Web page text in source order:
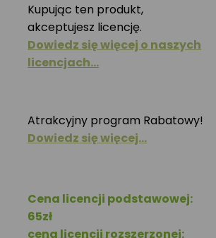
Kupując ten produkt,
akceptujesz licencję.
Dowiedz się więcej o naszych
licencjach…
Atrakcyjny program Rabatowy!
Dowiedz się więcej…
Cena licencji podstawowej:
65zł
cena licencji rozszerzonej: